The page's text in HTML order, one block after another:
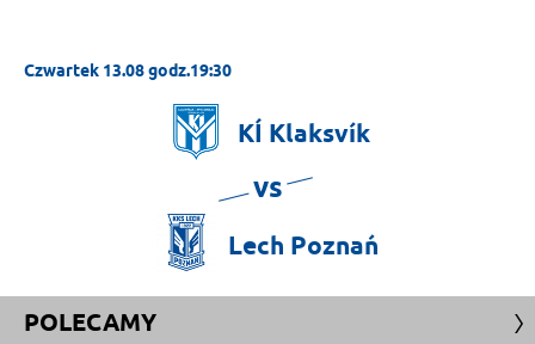
Czwartek 13.08 godz.19:30
KÍ Klaksvík
vs
Lech Poznań
POLECAMY